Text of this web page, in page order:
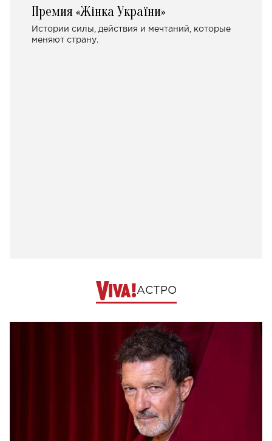
Премия «Жінка України»
Истории силы, действия и мечтаний, которые
меняют страну.
АСТРО